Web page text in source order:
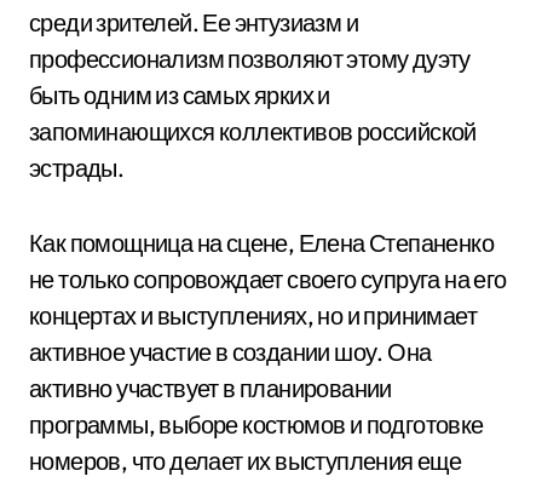
среди зрителей. Ее энтузиазм и
профессионализм позволяют этому дуэту
быть одним из самых ярких и
запоминающихся коллективов российской
эстрады.
Как помощница на сцене, Елена Степаненко
не только сопровождает своего супруга на его
концертах и выступлениях, но и принимает
активное участие в создании шоу. Она
активно участвует в планировании
программы, выборе костюмов и подготовке
номеров, что делает их выступления еще